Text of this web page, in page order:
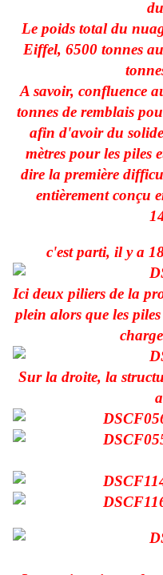
Le poids total du
Eiffel, 6500 tonnes
A savoir, confluence
tonnes de remblais
afin d'avoir du
mètres pour les piles
dire la première
entièrement conçu
c'est parti, il y a
Ici deux piliers de la
plein alors que les
Sur la droite, la